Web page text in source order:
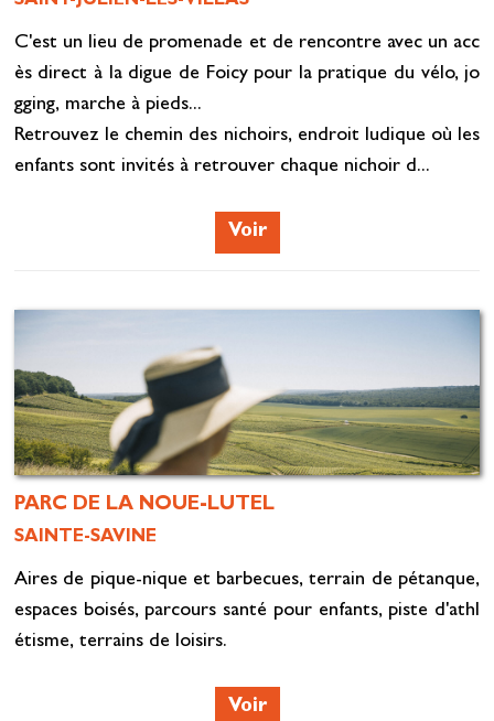
C'est un lieu de promenade et de rencontre avec un acc
ès direct à la digue de Foicy pour la pratique du vélo, jo
gging, marche à pieds...
Retrouvez le chemin des nichoirs, endroit ludique où les
enfants sont invités à retrouver chaque nichoir d...
Voir
PARC DE LA NOUE-LUTEL
SAINTE-SAVINE
Aires de pique-nique et barbecues, terrain de pétanque,
espaces boisés, parcours santé pour enfants, piste d'athl
étisme, terrains de loisirs.
Voir